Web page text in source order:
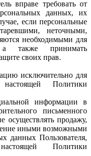
вправе требовать от
данных, их
если персональные
неточными,
необходимыми для
а также принимать
своих прав.
исключительно для
Политики
информации в
письменного
осуществлять продажу,
иными возможными
данных Пользователя,
Политики